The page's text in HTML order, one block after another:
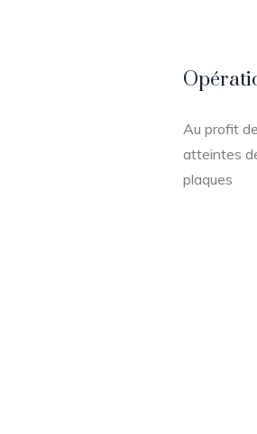
Au profit
atteintes
plaques